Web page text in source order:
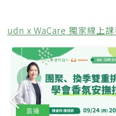
udn x WaCare 獨家線上課
直播